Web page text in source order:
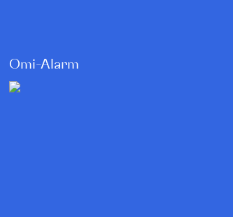
Omi-Alarm